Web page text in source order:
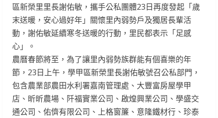
區新榮里里長謝佑敏，攜手公私團體23日再度發起「歲
末送暖，安心過好年」關懷里內弱勢戶及獨居長輩活
動，謝佑敏延續寒冬送暖的行動，里民都表示「足感
心」。
農曆春節將至，為了讓里內弱勢族群能有個喜樂的年
節，23日上午，學甲區新榮里長謝佑敏號召公私部門，
包含農業部農田水利署嘉南管理處、大豐富房屋學甲
店、昕昕農場、阡福實業公司、啟煌興業公司、學盛交
通公司、佑儕有限公司、上格窗簾、意隆鐵材行、珍泰